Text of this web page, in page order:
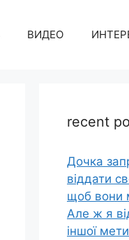
ВИДЕО
recent
Дочка
віддати
щоб вони
Але ж я
іншої